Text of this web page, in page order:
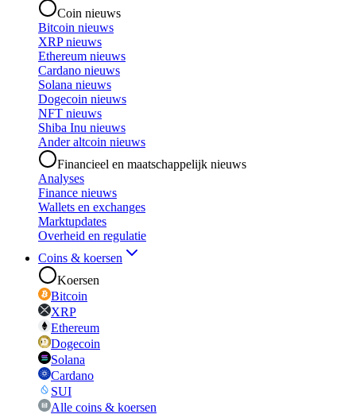
Coin nieuws
Bitcoin nieuws
XRP nieuws
Ethereum nieuws
Cardano nieuws
Solana nieuws
Dogecoin nieuws
NFT nieuws
Shiba Inu nieuws
Ander altcoin nieuws
Financieel en maatschappelijk nieuws
Analyses
Finance nieuws
Wallets en exchanges
Marktupdates
Overheid en regulatie
Coins & koersen
Koersen
Bitcoin
XRP
Ethereum
Dogecoin
Solana
Cardano
SUI
Alle coins & koersen